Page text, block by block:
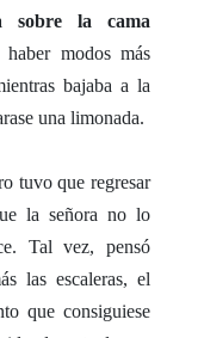
sobre la cama
modos más
bajaba a la
una limonada.
tuvo que regresar
la señora no lo
Tal vez, pensó
las escaleras, el
que consiguiese